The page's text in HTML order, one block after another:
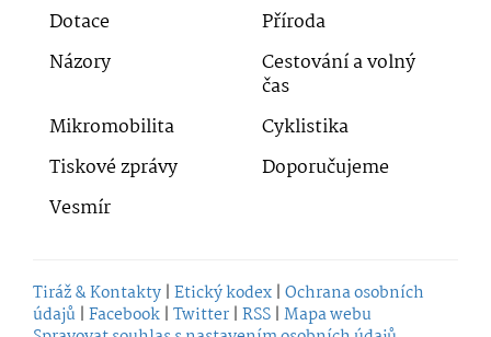
Dotace
Příroda
Názory
Cestování a volný
čas
Mikromobilita
Cyklistika
Tiskové zprávy
Doporučujeme
Vesmír
Tiráž & Kontakty | Etický kodex | Ochrana osobních
údajů | Facebook | Twitter | RSS | Mapa webu